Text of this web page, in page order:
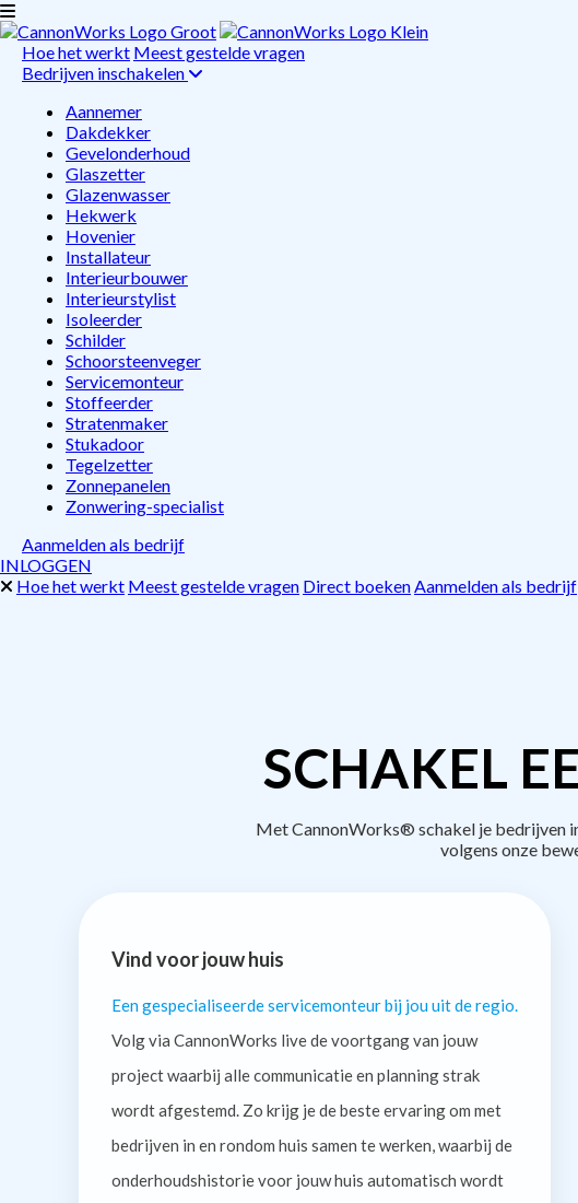
Hoe het werkt Meest gestelde vragen
Bedrijven inschakelen
Aannemer
Dakdekker
Gevelonderhoud
Glaszetter
Glazenwasser
Hekwerk
Hovenier
Installateur
Interieurbouwer
Interieurstylist
Isoleerder
Schilder
Schoorsteenveger
Servicemonteur
Stoffeerder
Stratenmaker
Stukadoor
Tegelzetter
Zonnepanelen
Zonwering-specialist
Aanmelden als bedrijf
INLOGGEN
Hoe het werkt Meest gestelde vragen Direct boekenAanmelden als bedrijf
SCHAKEL
Met CannonWorks® schakel je bedrijven
volgens onze
Vind voor jouw huis
Een gespecialiseerde servicemonteur bij jou uit de regio.
Volg via CannonWorks live de voortgang van jouw
project waarbij alle communicatie en planning strak
wordt afgestemd. Zo krijg je de beste ervaring om met
bedrijven in en rondom huis samen te werken, waarbij de
onderhoudshistorie voor jouw huis automatisch wordt